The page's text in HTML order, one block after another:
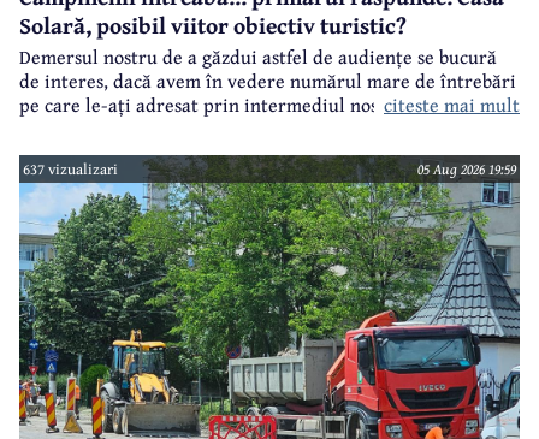
Solară, posibil viitor obiectiv turistic?
Demersul nostru de a găzdui astfel de audiențe se bucură
de interes, dacă avem în vedere numărul mare de întrebări
pe care le-ați adresat prin intermediul nostru primarului
citeste mai mult
637 vizualizari 05 Aug 2026 19:59